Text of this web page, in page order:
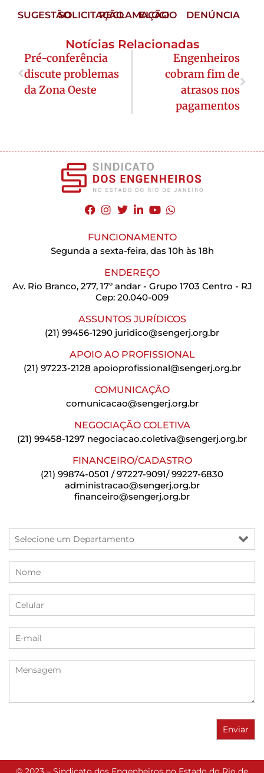
SUGESTÃOSOLICITAÇÃORECLAMAÇÃO
ELOGIO DENÚNCIA
Notícias Relacionadas
Pré-conferência
discute problemas
da Zona Oeste
Engenheiros
cobram fim de
atrasos nos
pagamentos
FUNCIONAMENTO
Segunda a sexta-feira, das 10h às 18h
ENDEREÇO
Av. Rio Branco, 277, 17º andar - Grupo 1703 Centro - RJ
Cep: 20.040-009
ASSUNTOS JURÍDICOS
(21) 99456-1290 juridico@sengerj.org.br
APOIO AO PROFISSIONAL
(21) 97223-2128 apoioprofissional@sengerj.org.br
COMUNICAÇÃO
comunicacao@sengerj.org.br
NEGOCIAÇÃO COLETIVA
(21) 99458-1297 negociacao.coletiva@sengerj.org.br
FINANCEIRO/CADASTRO
(21) 99874-0501 / 97227-9091/ 99227-6830
administracao@sengerj.org.br
financeiro@sengerj.org.br